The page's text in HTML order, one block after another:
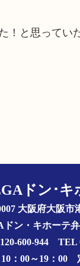
！と思ってい
ドン･
大阪府大阪市
ドン・キホーテ
600-944 TEL
：00～19：00